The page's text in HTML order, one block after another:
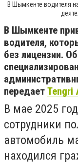
В Шымкенте водителя
В Шымкенте
водителя,
без лицензии.
передает Tengri
В мае 2025
сотрудники
автомобиль
находился